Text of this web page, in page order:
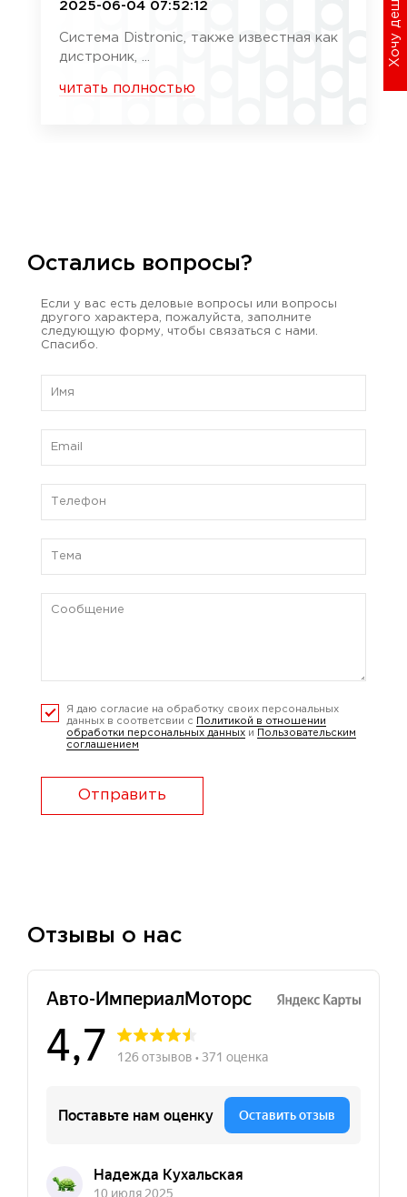
2025-06-04 07:52:12
Система Distronic, также известная как
дистроник, ...
читать полностью
Остались вопросы?
Если у вас есть деловые вопросы или вопросы
другого характера, пожалуйста, заполните
следующую форму, чтобы связаться с нами.
Спасибо.
Я даю согласие на обработку своих персональных
данных в соответсвии с
Политикой в отношении
обработки персональных данных и
Пользовательским
соглашением
Отправить
Отзывы о нас